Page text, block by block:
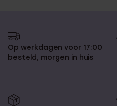
Op werkdagen voor 17:00
besteld, morgen in huis